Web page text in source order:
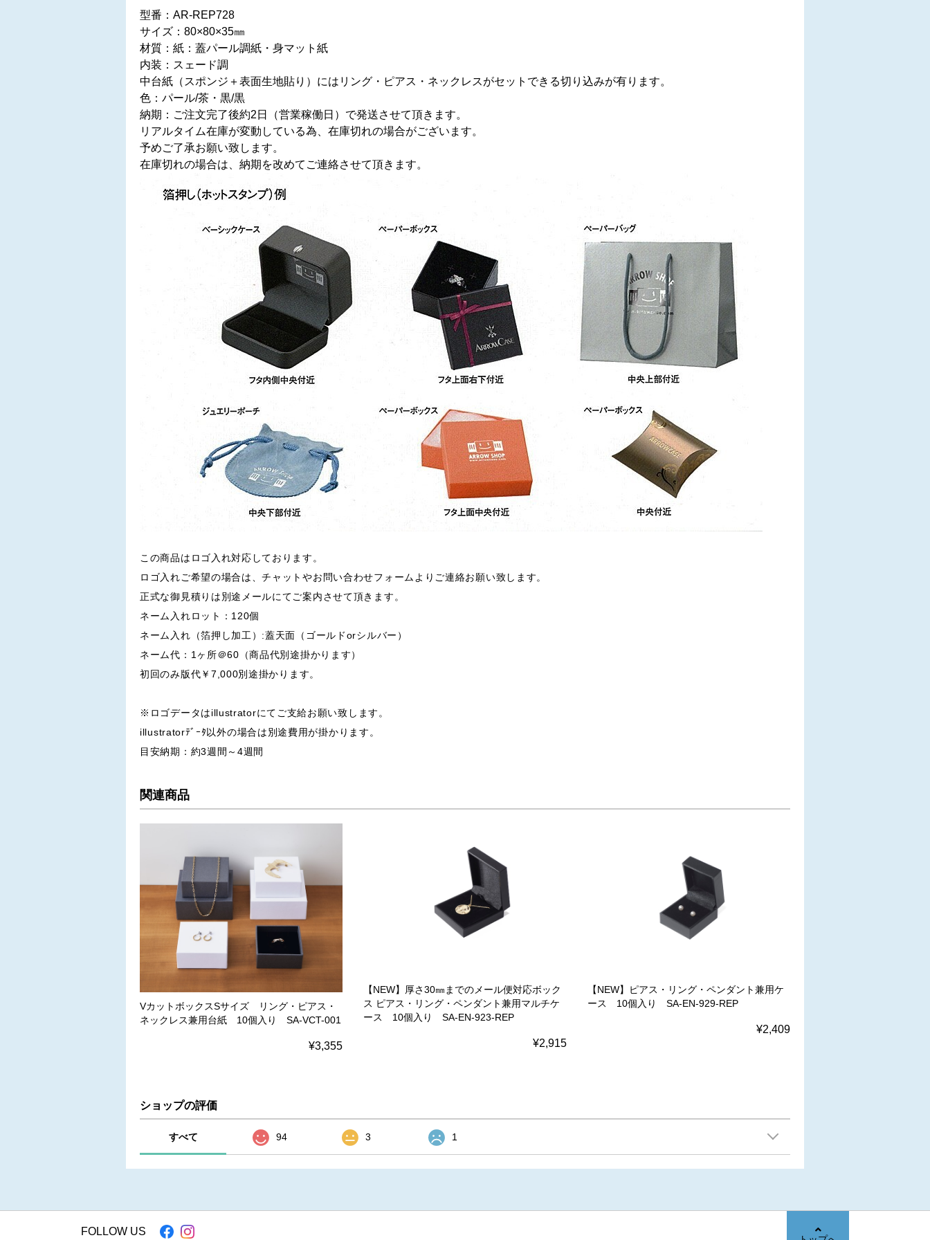
型番：AR-REP728
サイズ：80×80×35㎜
材質：紙：蓋パール調紙・身マット紙
内装：スェード調
中台紙（スポンジ＋表面生地貼り）にはリング・ピアス・ネックレスがセットできる切り込みが有ります。
色：パール/茶・黒/黒
納期：ご注文完了後約2日（営業稼働日）で発送させて頂きます。
リアルタイム在庫が変動している為、在庫切れの場合がございます。
予めご了承お願い致します。
在庫切れの場合は、納期を改めてご連絡させて頂きます。
この商品はロゴ入れ対応しております。
ロゴ入れご希望の場合は、チャットやお問い合わせフォームよりご連絡お願い致します。
正式な御見積りは別途メールにてご案内させて頂きます。
ネーム入れロット：120個
ネーム入れ（箔押し加工）:蓋天面（ゴールドorシルバー）
ネーム代：1ヶ所＠60（商品代別途掛かります）
初回のみ版代￥7,000別途掛かります。
※ロゴデータはillustratorにてご支給お願い致します。
illustratorﾃﾞｰﾀ以外の場合は別途費用が掛かります。
目安納期：約3週間～4週間
関連商品
VカットボックスSサイズ リング・ピアス・
ネックレス兼用台紙 10個入り SA-VCT-001
¥3,355
【NEW】厚さ30㎜までのメール便対応ボック
ス ピアス・リング・ペンダント兼用マルチケ
ース 10個入り SA-EN-923-REP
¥2,915
【NEW】ピアス・リング・ペンダント兼用ケ
ース 10個入り SA-EN-929-REP
¥2,409
ショップの評価
すべて 94 3 1
FOLLOW US